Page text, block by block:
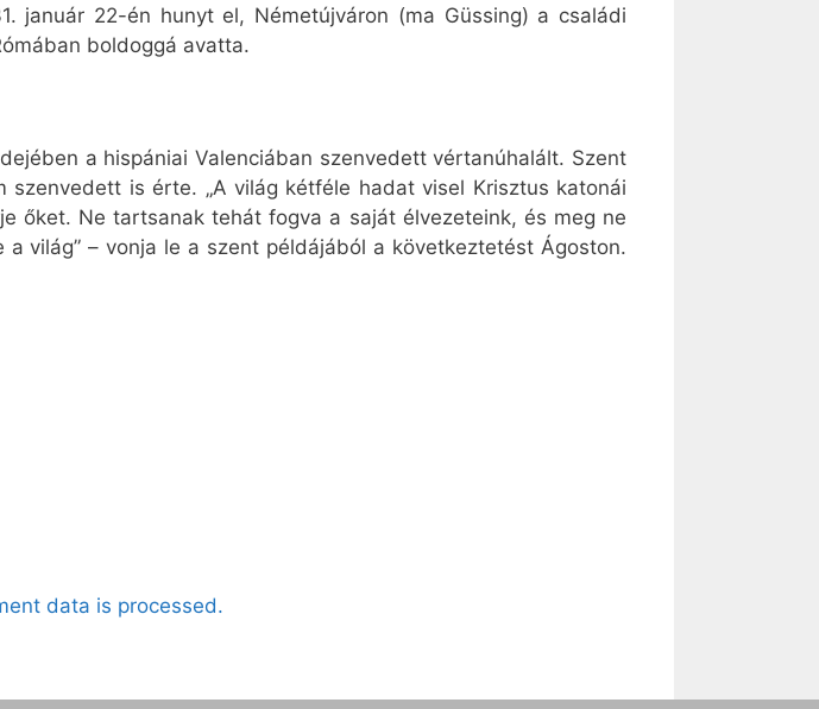
január 22-én hunyt el, Németújváron (ma Güssing) a családi
boldoggá avatta.
a hispániai Valenciában szenvedett vértanúhalált. Szent
is érte. „A világ kétféle hadat visel Krisztus katonái
őket. Ne tartsanak tehát fogva a saját élvezeteink, és meg ne
világ” – vonja le a szent példájából a következtetést Ágoston.
data is processed.